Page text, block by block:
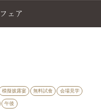
ェア
模擬披露宴 無料試食 会場見学
午後